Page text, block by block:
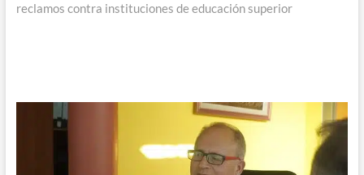
reclamos contra instituciones de educación superior